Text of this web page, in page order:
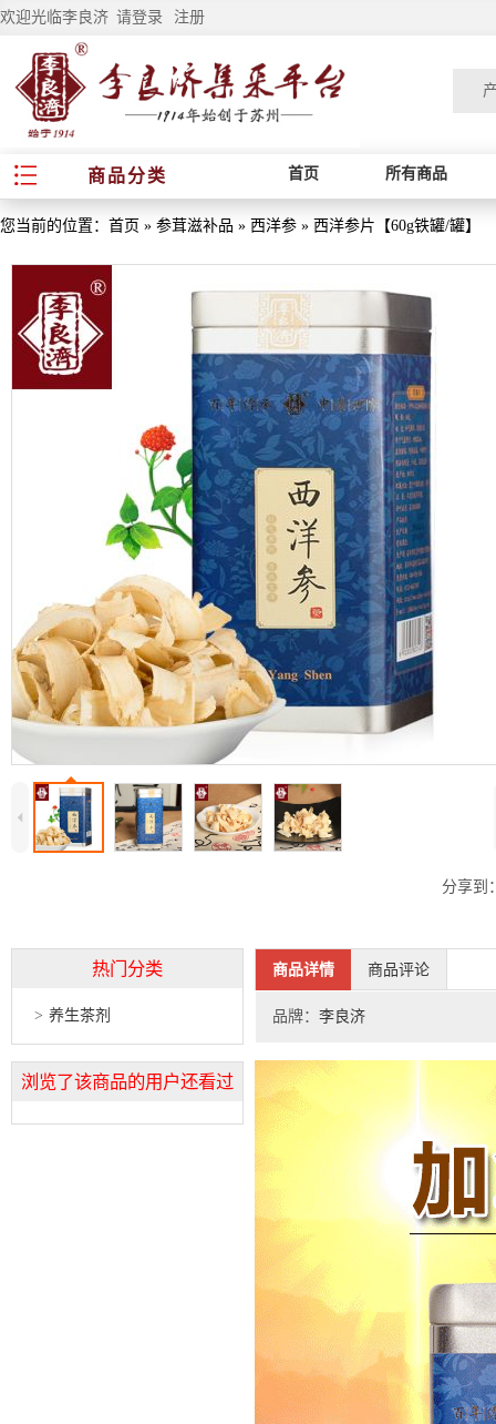
欢迎光临李良济 请登录 注册
商品分类 首页 所有商品
您当前的位置： 首页 » 参茸滋补品 » 西洋参 » 西洋参片【60g铁罐/罐】
4
分享到
热门分类
养生茶剂
浏览了该商品的用户还看过
商品详情 商品评论
品牌： 李良济